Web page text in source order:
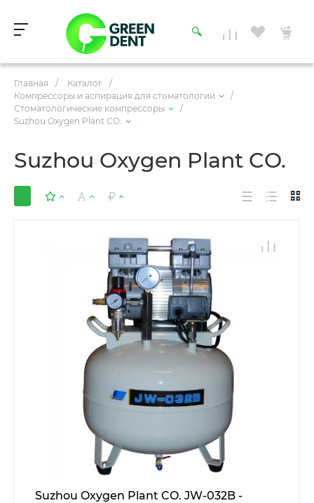
Главная / Каталог
/
Компрессоры и аспирация для стоматологии
/
Стоматологические компрессоры
/
Suzhou Oxygen Plant CO.
Suzhou Oxygen Plant CO.
Suzhou Oxygen Plant CO. JW-032B -